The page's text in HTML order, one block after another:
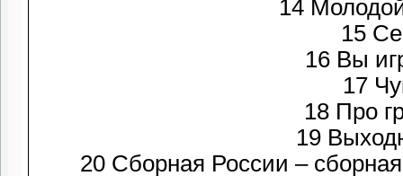
14
15
16
17
18 Про
19